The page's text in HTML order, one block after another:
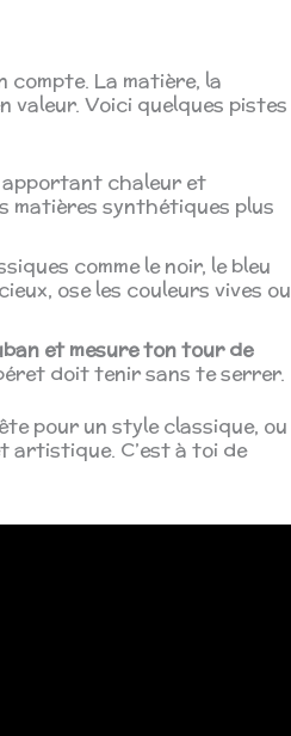
La matière, la
valeur. Voici quelques pistes
apportant chaleur et
matières synthétiques plus
comme le noir, le bleu
ose les couleurs vives ou
et mesure ton tour de
doit tenir sans te serrer.
pour un style classique, ou
artistique. C’est à toi de